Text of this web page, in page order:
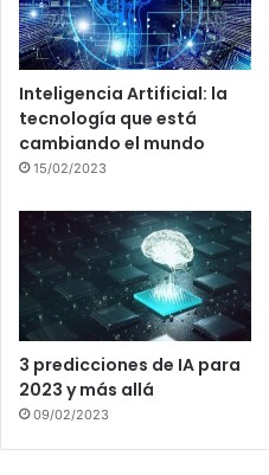
Inteligencia Artificial: la
tecnología que está
cambiando el mundo
15/02/2023
3 predicciones de IA para
2023 y más allá
09/02/2023